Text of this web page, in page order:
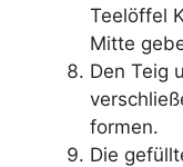
Teelöffel
Mitte
Den Teig
formen.
Die